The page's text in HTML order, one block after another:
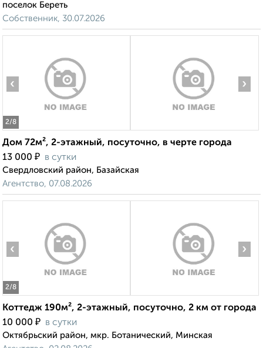
поселок Береть
Собственник, 30.07.2026
2/8
‹ ›
Дом 72м², 2-этажный, посуточно, в черте города
13 000 ₽ в сутки
Свердловский район, Базайская
Агентство, 07.08.2026
2/8
‹ ›
Коттедж 190м², 2-этажный, посуточно, 2 км от города
10 000 ₽ в сутки
Октябрьский район, мкр. Ботанический, Минская